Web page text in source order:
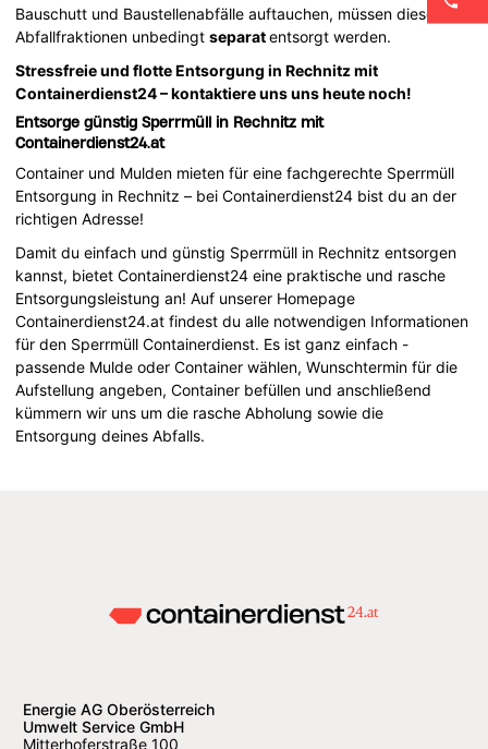
Bauschutt und Baustellenabfälle auftauchen, müssen diese
Abfallfraktionen unbedingtseparatentsorgt werden.
Stressfreie und flotte Entsorgung in Rechnitz mit
Containerdienst24 – kontaktiere uns uns heute noch!
Entsorge günstig Sperrmüll in Rechnitz mit
Containerdienst24.at
Container und Mulden mieten für eine fachgerechte Sperrmüll
Entsorgung in Rechnitz – bei Containerdienst24 bist du an der
richtigen Adresse!
Damit du einfach und günstig Sperrmüll in Rechnitz entsorgen
kannst, bietet Containerdienst24 eine praktische und rasche
Entsorgungsleistung an! Auf unserer Homepage
Containerdienst24.at findest du alle notwendigen Informationen
für den Sperrmüll Containerdienst. Es ist ganz einfach -
passende Mulde oder Container wählen, Wunschtermin für die
Aufstellung angeben, Container befüllen und anschließend
kümmern wir uns um die rasche Abholung sowie die
Entsorgung deines Abfalls.
Energie AG Oberösterreich
Umwelt Service GmbH
Mitterhoferstraße 100